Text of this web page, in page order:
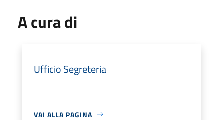
A cura di
Ufficio Segreteria
VAI ALLA PAGINA